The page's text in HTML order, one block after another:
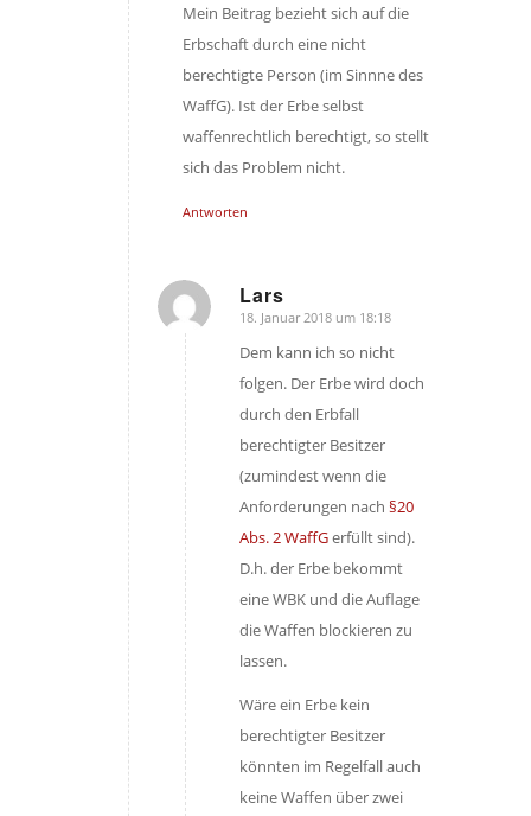
Mein Beitrag bezieht sich auf die
Erbschaft durch eine nicht
berechtigte Person (im Sinnne des
WaffG). Ist der Erbe selbst
waffenrechtlich berechtigt, so stellt
sich das Problem nicht.
Antworten
Lars
sagte:
18. Januar 2018 um 18:18
Dem kann ich so nicht
folgen. Der Erbe wird doch
durch den Erbfall
berechtigter Besitzer
(zumindest wenn die
Anforderungen nach §20
Abs. 2 WaffGerfüllt sind).
D.h. der Erbe bekommt
eine WBK und die Auflage
die Waffen blockieren zu
lassen.
Wäre ein Erbe kein
berechtigter Besitzer
könnten im Regelfall auch
keine Waffen über zwei